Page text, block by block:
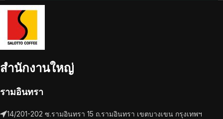
สำนักงานใหญ่
รามอินทรา
14/201-202 ซ.รามอินทรา 15 ถ.รามอินทรา เขตบางเขน กรุงเทพฯ